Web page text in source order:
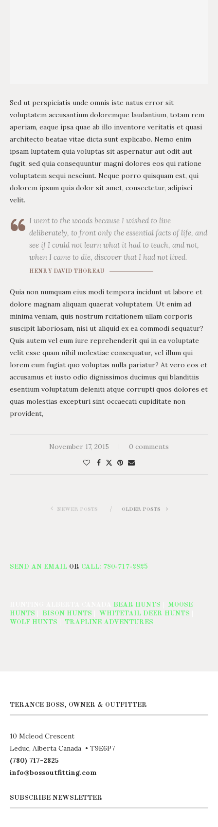
Sed ut perspiciatis unde omnis iste natus error sit
voluptatem accusantium doloremque laudantium, totam rem
aperiam, eaque ipsa quae ab illo inventore veritatis et quasi
architecto beatae vitae dicta sunt explicabo. Nemo enim
ipsam luptatem quia voluptas sit aspernatur aut odit aut
fugit, sed quia consequuntur magni dolores eos qui ratione
voluptatem sequi nesciunt. Neque porro quisquam est, qui
dolorem ipsum quia dolor sit amet, consectetur, adipisci
velit.
I went to the woods because I wished to live
deliberately, to front only the essential facts of life, and
see if I could not learn what it had to teach, and not,
when I came to die, discover that I had not lived.
HENRY DAVID THOREAU
Quia non numquam eius modi tempora incidunt ut labore et
dolore magnam aliquam quaerat voluptatem. Ut enim ad
minima veniam, quis nostrum rcitationem ullam corporis
suscipit laboriosam, nisi ut aliquid ex ea commodi sequatur?
Quis autem vel eum iure reprehenderit qui in ea voluptate
velit esse quam nihil molestiae consequatur, vel illum qui
lorem eum fugiat quo voluptas nulla pariatur? At vero eos et
accusamus et iusto odio dignissimos ducimus qui blanditiis
esentium voluptatum deleniti atque corrupti quos dolores et
quas molestias excepturi sint occaecati cupiditate non
provident,
November 17, 2015 0 comments
NEWER POSTS OLDER POSTS
SEND AN EMAIL OR CALL: 780-717-2825
BEAR HUNTS
MOOSE
HUNTS
BISON HUNTS WHITETAIL DEER HUNTS
WOLF HUNTS
TRAPLINE ADVENTURES
TERANCE BOSS, OWNER & OUTFITTER
10 Mcleod Crescent
Leduc, Alberta Canada • T9E6P7
(780) 717-2825
info@bossoutfitting.com
SUBSCRIBE NEWSLETTER